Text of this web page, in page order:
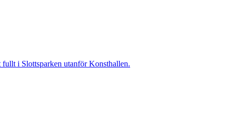
i Slottsparken utanför Konsthallen.